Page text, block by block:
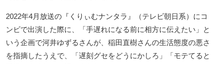
2022年4月放送の『くりぃむナンタラ』（テレビ朝日系）にコ
ンビで出演した際に、「手遅れになる前に相方に伝えたい」と
いう企画で河井ゆずるさんが、稲田直樹さんの生活態度の悪さ
を指摘したうえで、「遅刻グセをどうにかしろ」「モテてると